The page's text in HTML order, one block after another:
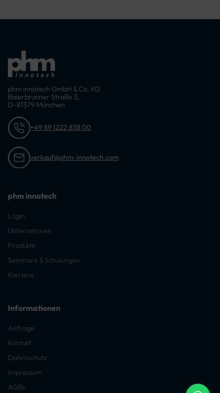
phm innotech GmbH & Co. KG
Baierbrunner Straße 3,
D-81379 München
+49 89 1222 838 00
verkauf@phm-innotech.com
phm innotech
Login
Unternehmen
Produkte
Seminare & Schulungen
Karriere
Informationen
Anfrage
Kontakt
Datenschutz
Impressum
AGBs